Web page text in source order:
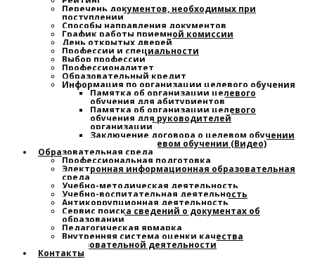
Перечень документов, необходимых при
поступлении
Способы направления документов
График работы приемной комиссии
День открытых дверей
Профессии и специальности
Выбор профессии
Профессионалитет
Образовательный кредит
Информация по организации целевого обучения
Памятка об организации целевого
обучения для абитуриентов
Памятка об организации целевого
обучения для руководителей
организации
Заключение договора о целевом обучении
Узнайте о целевом обучении (Видео)
Образовательная среда
Профессиональная подготовка
Электронная информационная образовательная
среда
Учебно-методическая деятельность
Учебно-воспитательная деятельность
Антикоррупционная деятельность
Сервис поиска сведений о документах об
образовании
Педагогическая ярмарка
Внутренняя система оценки качества
образовательной деятельности
Контакты